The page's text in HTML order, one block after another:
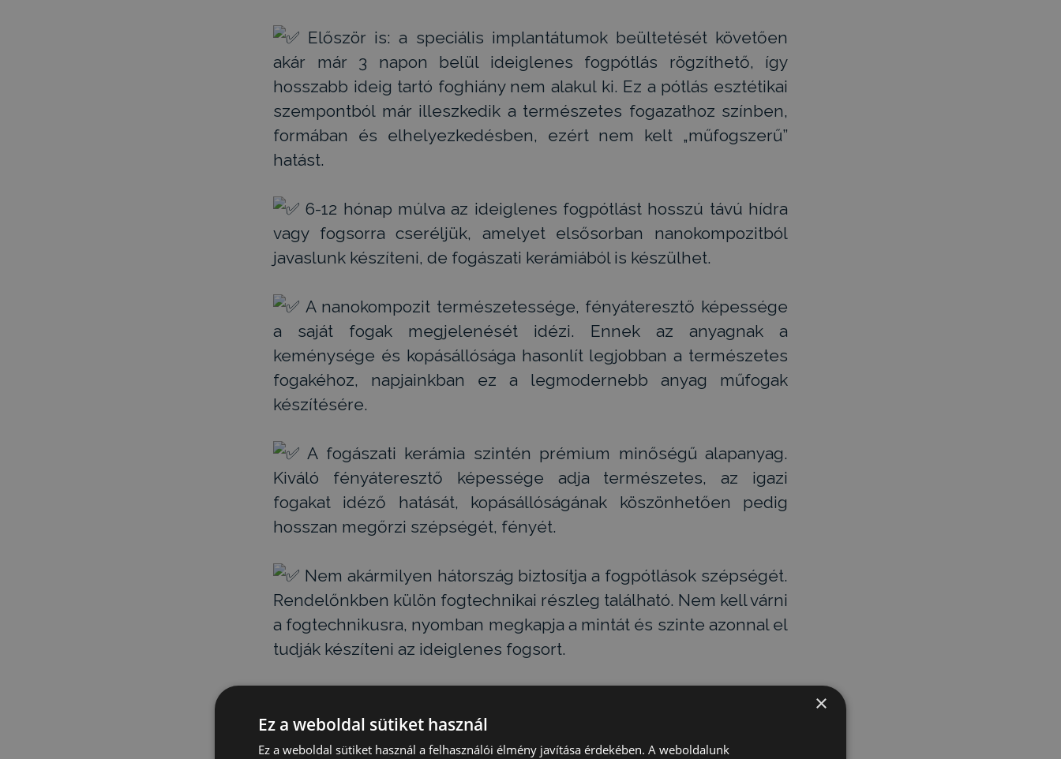
Először is: a speciális implantátumok beültetését követően
akár már 3 napon belül ideiglenes fogpótlás rögzíthető, így
hosszabb ideig tartó foghiány nem alakul ki. Ez a pótlás esztétikai
szempontból már illeszkedik a természetes fogazathoz színben,
formában és elhelyezkedésben, ezért nem kelt „műfogszerű”
hatást.
6-12 hónap múlva az ideiglenes fogpótlást hosszú távú hídra
vagy fogsorra cseréljük, amelyet elsősorban nanokompozitból
javaslunk készíteni, de fogászati kerámiából is készülhet.
A nanokompozit természetessége, fényáteresztő képessége
a saját fogak megjelenését idézi. Ennek az anyagnak a
keménysége és kopásállósága hasonlít legjobban a természetes
fogakéhoz, napjainkban ez a legmodernebb anyag műfogak
készítésére.
A fogászati kerámia szintén prémium minőségű alapanyag.
Kiváló fényáteresztő képessége adja természetes, az igazi
fogakat idéző hatását, kopásállóságának köszönhetően pedig
hosszan megőrzi szépségét, fényét.
Nem akármilyen hátország biztosítja a fogpótlások szépségét.
Rendelőnkben külön fogtechnikai részleg található. Nem kell várni
a fogtechnikusra, nyomban megkapja a mintát és szinte azonnal el
tudják készíteni az ideiglenes fogsort.
használatra alkalmas megoldást nyújt. A speciális implantátumokra
akár 3 napon belül rögzíthető fogsor funkcionálisan teljes értékű,
×
Ez a weboldal sütiket használ
Ez a weboldal sütiket használ a felhasználói élmény javítása érdekében. A weboldalunk